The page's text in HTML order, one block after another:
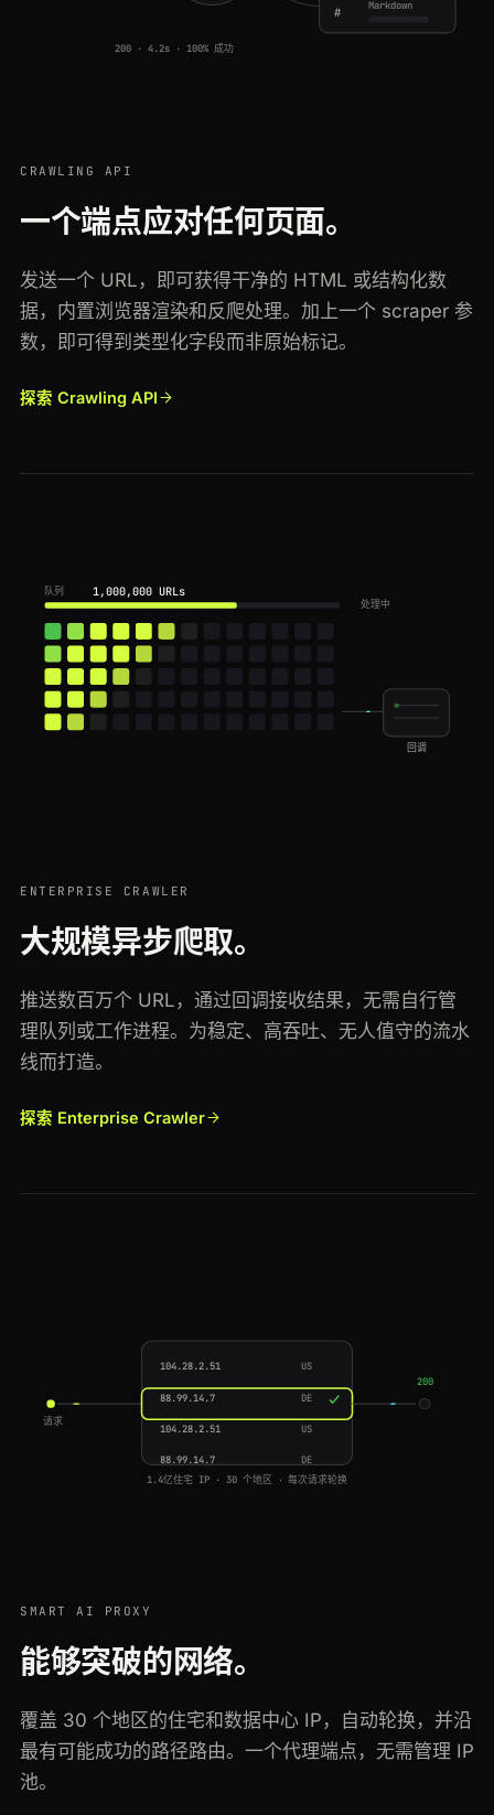
# Markdown
200 · 4.2s · 100% 成功
CRAWLING API
一个端点应对任何页面。
发送一个 URL，即可获得干净的 HTML 或结构化数
据，内置浏览器渲染和反爬处理。加上一个 scraper 参
数，即可得到类型化字段而非原始标记。
探索 Crawling API
队列 1,000,000 URLs
处理中
回调
ENTERPRISE CRAWLER
大规模异步爬取。
推送数百万个 URL，通过回调接收结果，无需自行管
理队列或工作进程。为稳定、高吞吐、无人值守的流水
线而打造。
探索 Enterprise Crawler
请求
104.28.2.51 US
88.99.14.7 DE
177.54.8.3 BR
1.4亿住宅 IP · 30 个地区 · 每次请求轮换
200
SMART AI PROXY
能够突破的网络。
覆盖 30 个地区的住宅和数据中心 IP，自动轮换，并沿
最有可能成功的路径路由。一个代理端点，无需管理 IP
池。